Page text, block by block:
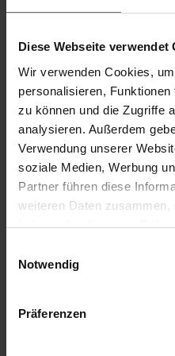
Diese Webseite verwendet
Wir verwenden Cookies,
personalisieren,
zu können und die Zugriffe
analysieren. Außerdem
Verwendung unserer
soziale Medien, Werbung
Partner führen diese
weiteren Daten zusammen,
haben oder die sie im
Notwendig
Präferenzen
Rebel Walls
608,00 €
Marble Art
Rebel Walls
270,00 €
Papier peint panoramique